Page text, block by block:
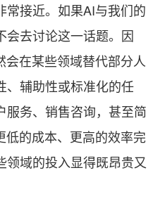
常接近。如果AI与我们的
会去讨论这一话题。因
在某些领域替代部分人
、辅助性或标准化的任
服务、销售咨询，甚至简
低的成本、更高的效率完
领域的投入显得既昂贵又